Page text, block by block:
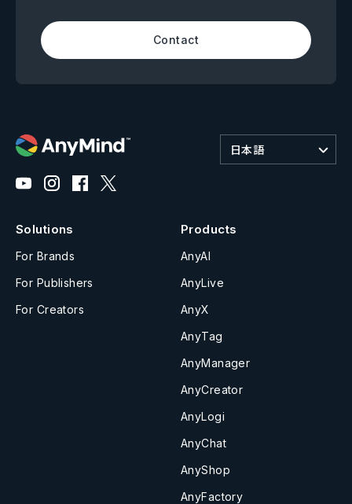
Contact
日本語
Solutions
For Brands
For Publishers
For Creators
Products
AnyAI
AnyLive
AnyX
AnyTag
AnyManager
AnyCreator
AnyLogi
AnyChat
AnyShop
AnyFactory